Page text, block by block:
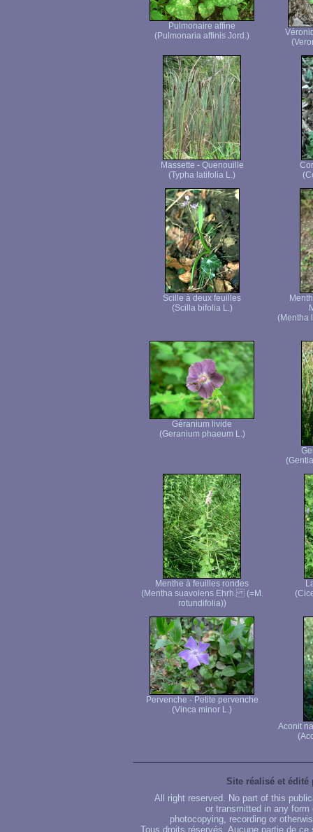
Pulmonaire affine
(Pulmonaria affinis Jord.)
Massette - Quenouille
(Typha latifolia L.)
Scille à deux feuilles
(Scilla bifolia L.)
(Mentha
Géranium livide
(Geranium phaeum L.)
Menthe à feuilles rondes
(Mentha suavolens Ehrh. (=M.
rotundifolia))
Pervenche - Petite pervenche
(Vinca minor L.)
Aconit
Site réalisé et édité
All right reserved. No part of this
or transmitted in any
photocopying, recording or
Tous droits réservés. Aucune partie de